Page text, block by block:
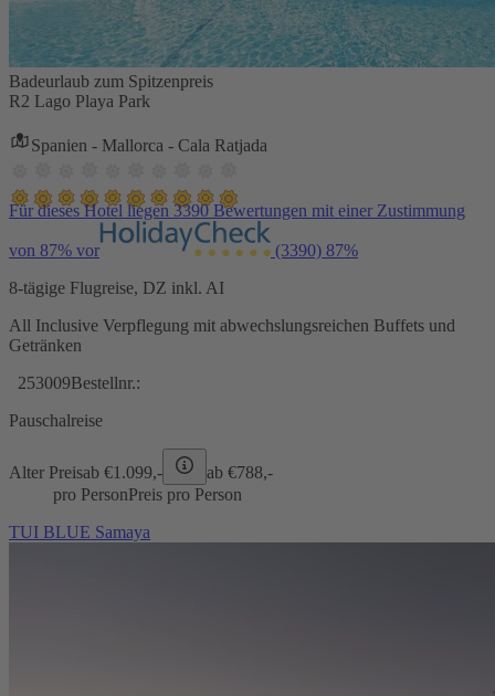
Badeurlaub zum Spitzenpreis
R2 Lago Playa Park
Spanien - Mallorca - Cala Ratjada
Für dieses Hotel liegen 3390 Bewertungen mit einer Zustimmung
von 87% vor (3390) 87%
8-tägige Flugreise, DZ inkl. AI
All Inclusive Verpflegung mit abwechslungsreichen Buffets und
Getränken
253009Bestellnr.:
Pauschalreise
Alter Preisab €1.099,- ab €788,-
pro PersonPreis pro Person
TUI BLUE Samaya